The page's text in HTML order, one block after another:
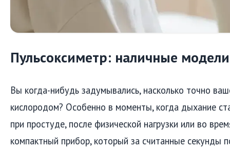
Пульсоксиметр: наличные
Вы когда-нибудь задумывались, насколько точно
кислородом? Особенно в моменты, когда дыхание
при простуде, после физической нагрузки или во
компактный прибор, который за считанные секунды